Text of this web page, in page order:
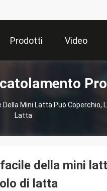
Prodotti Video
Della Mini Latta Può
Latta
della mini
di latta